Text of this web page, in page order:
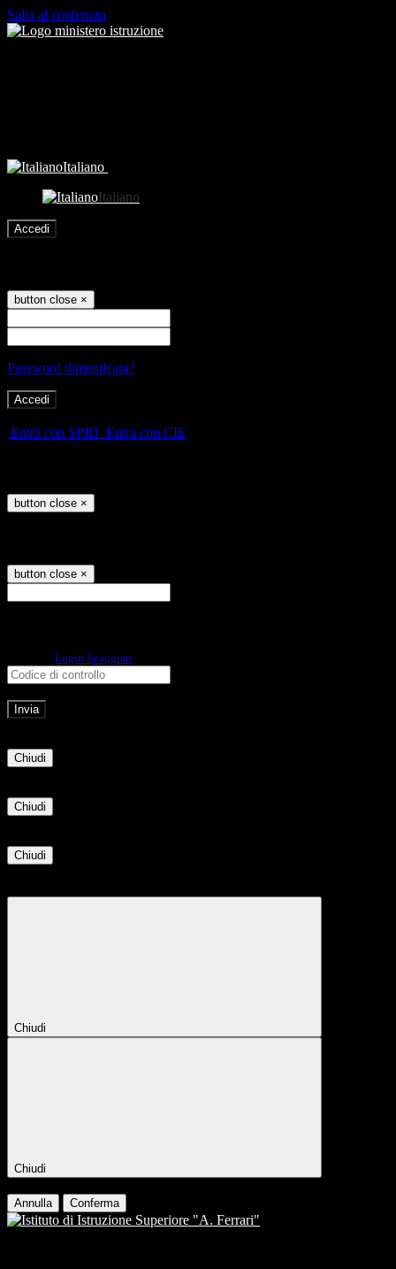
Salta al contenuto
Italiano
Italiano
Accedi
button close ×
Password dimenticata?
Entra con SPID Entra con CIE
button close ×
button close ×
Login Spaggiari
Chiudi
Chiudi
Chiudi
Chiudi
Chiudi
Annulla Conferma